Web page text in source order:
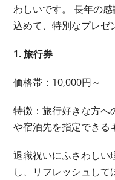
わしいです。 長年の
込めて、特別なプレゼ
1. 旅行券
価格帯：10,000円～
特徴：旅行好きな方へ
や宿泊先を指定できる
退職祝いにふさわしい
し、リフレッシュして